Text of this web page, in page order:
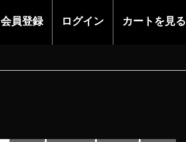
会員登録 ログイン カートを見る